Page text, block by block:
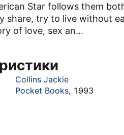
Star follows them
share, try to live without
of love, sex an...
Collins Jackie
Pocket Books, 1993